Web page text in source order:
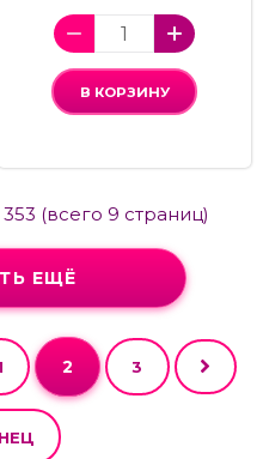
В КОРЗИНУ
(всего 9 страниц)
ЕЩЁ
2 3